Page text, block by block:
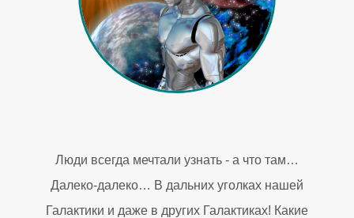
Люди всегда мечтали узнать - а что там…
Далеко-далеко… В дальних уголках нашей
Галактики и даже в других Галактиках! Какие